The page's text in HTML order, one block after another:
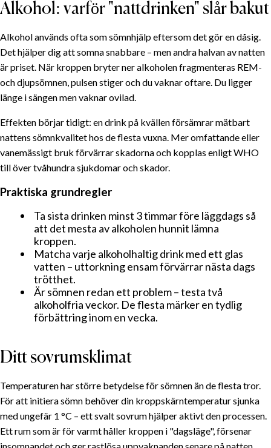
Alkohol: varför "nattdrinken" slår bakut
Alkohol används ofta som sömnhjälp eftersom det gör en dåsig.
Det hjälper dig att somna snabbare – men andra halvan av natten
är priset. När kroppen bryter ner alkoholen fragmenteras REM-
och djupsömnen, pulsen stiger och du vaknar oftare. Du ligger
länge i sängen men vaknar ovilad.
Effekten börjar tidigt: en drink på kvällen försämrar mätbart
nattens sömnkvalitet hos de flesta vuxna. Mer omfattande eller
vanemässigt bruk förvärrar skadorna och kopplas enligt WHO
till över tvåhundra sjukdomar och skador.
Praktiska grundregler
Ta sista drinken minst 3 timmar före läggdags så
att det mesta av alkoholen hunnit lämna
kroppen.
Matcha varje alkoholhaltig drink med ett glas
vatten – uttorkning ensam förvärrar nästa dags
trötthet.
Är sömnen redan ett problem – testa två
alkoholfria veckor. De flesta märker en tydlig
förbättring inom en vecka.
Ditt sovrumsklimat
Temperaturen har större betydelse för sömnen än de flesta tror.
För att initiera sömn behöver din kroppskärntemperatur sjunka
med ungefär 1 °C – ett svalt sovrum hjälper aktivt den processen.
Ett rum som är för varmt håller kroppen i "dagsläge", försenar